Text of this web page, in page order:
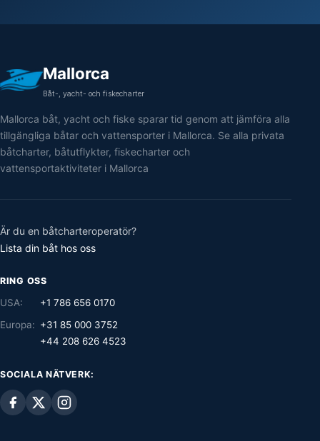
Mallorca
Båt-, yacht- och fiskecharter
Mallorca båt, yacht och fiske sparar tid genom att jämföra alla
tillgängliga båtar och vattensporter i Mallorca. Se alla privata
båtcharter, båtutflykter, fiskecharter och
vattensportaktiviteter i Mallorca
Är du en båtcharteroperatör?
Lista din båt hos oss
RING OSS
USA:
+1 786 656 0170
Europa: +31 85 000 3752
+44 208 626 4523
SOCIALA NÄTVERK: